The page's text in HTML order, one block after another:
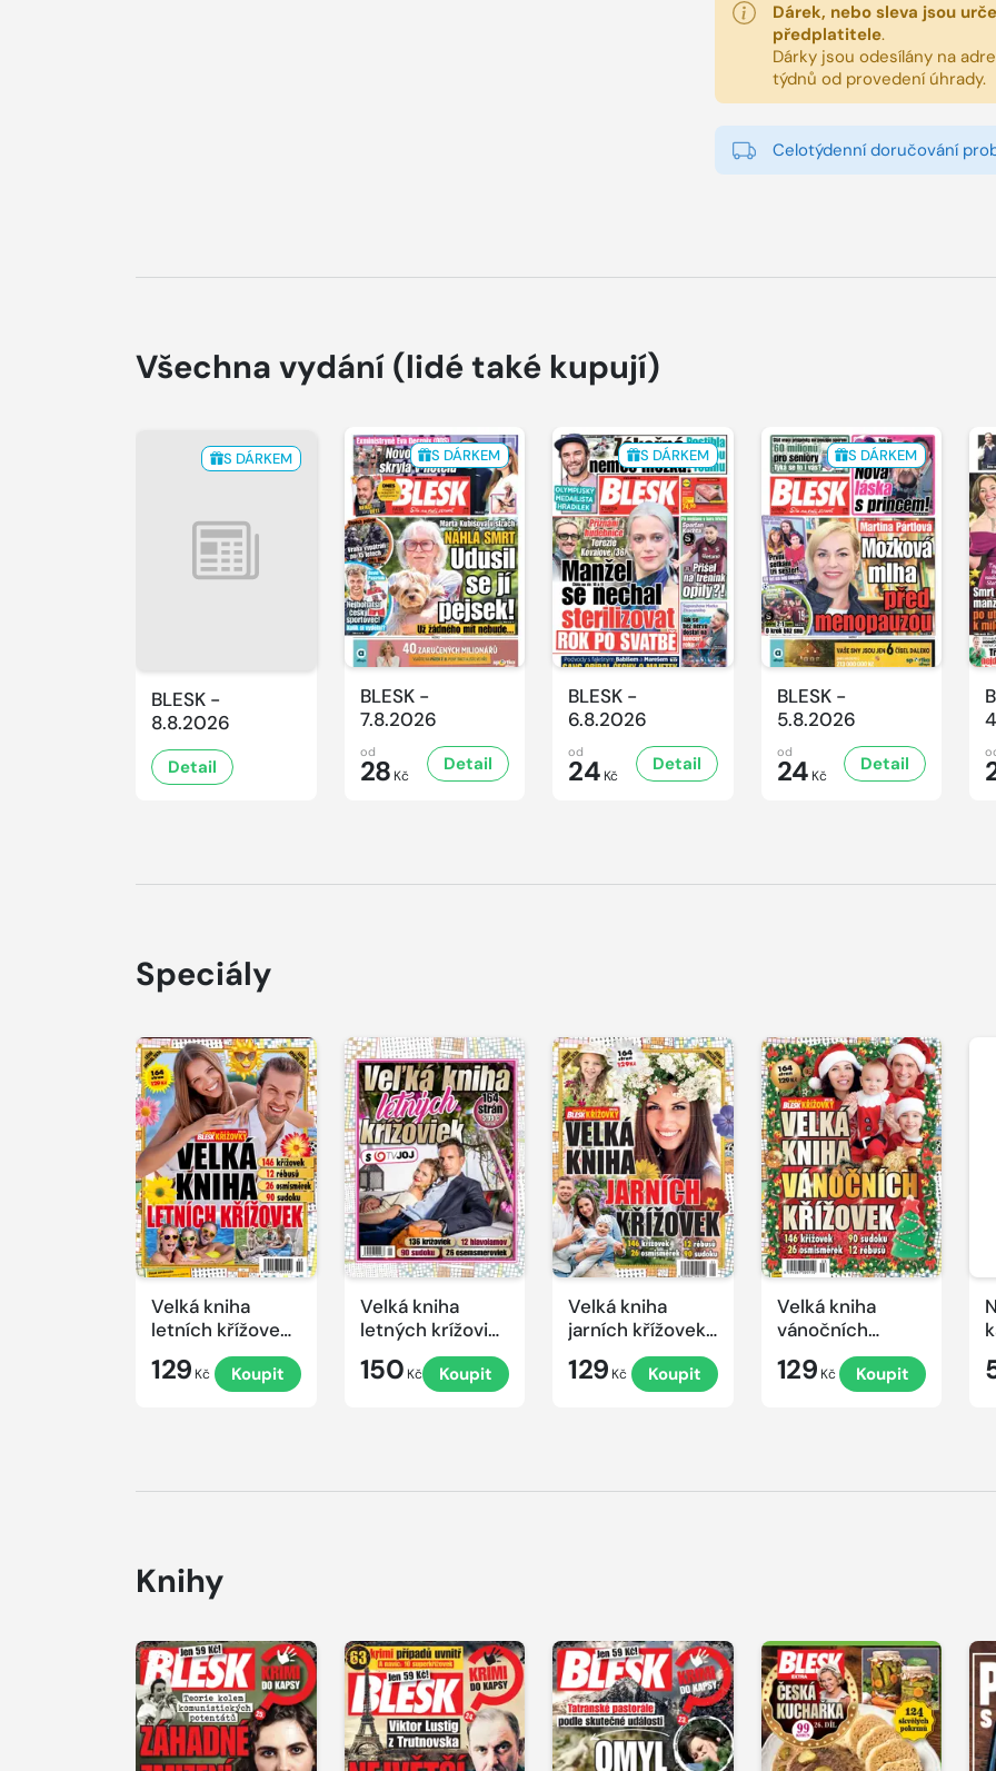
Dárek, nebo sleva jsou
předplatitele.
Dárky jsou odesílány na
týdnů od provedení úhrady.
Celotýdenní doručování
Všechna vydání (lidé také kupují)
S DÁRKEM
BLESK -
8.8.2026
Detail
S DÁRKEM
BLESK -
7.8.2026
od
28 Kč
Detail
S DÁRKEM
BLESK -
6.8.2026
od
24 Kč
Detail
S DÁRKEM
BLESK -
5.8.2026
od
24 Kč
Detail
Speciály
Velká kniha
letních křížovek
129 Kč Koupit
Velká kniha
letných krížoviek
s TV JOJ 2026
150 Kč Koupit
Velká kniha
jarních křížovek
129 Kč Koupit
Velká kniha
vánočních
křížovek 2025
129 Kč Koupit
Knihy